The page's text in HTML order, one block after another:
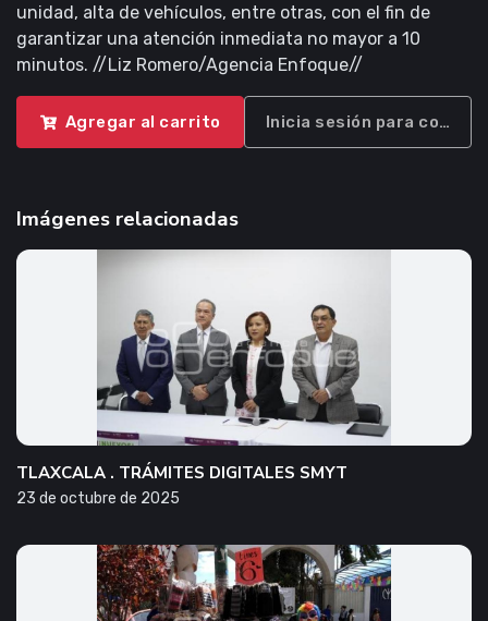
unidad, alta de vehículos, entre otras, con el fin de
garantizar una atención inmediata no mayor a 10
minutos. //Liz Romero/Agencia Enfoque//
Agregar al carrito Inicia sesión para
Imágenes relacionadas
TLAXCALA . TRÁMITES DIGITALES SMYT
23 de octubre de 2025